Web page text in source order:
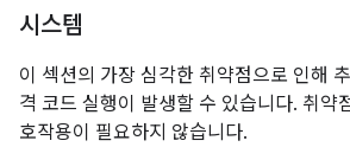
시스템
이 섹션의 가장 심각한 취약점으로 인해
격 코드 실행이 발생할 수 있습니다. 취약
호작용이 필요하지 않습니다.